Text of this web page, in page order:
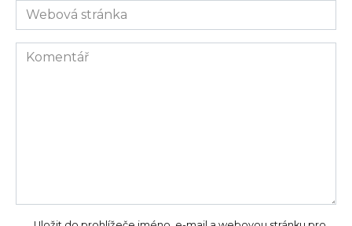
Webová
stránka
Komentář